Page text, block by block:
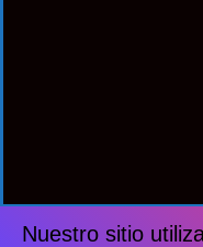
Nuestro sitio